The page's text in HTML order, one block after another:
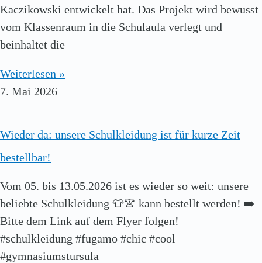
Kaczikowski entwickelt hat. Das Projekt wird bewusst
vom Klassenraum in die Schulaula verlegt und
beinhaltet die
Weiterlesen »
7. Mai 2026
Wieder da: unsere Schulkleidung ist für kurze Zeit
bestellbar!
Vom 05. bis 13.05.2026 ist es wieder so weit: unsere
beliebte Schulkleidung 👕👚 kann bestellt werden! ➡️
Bitte dem Link auf dem Flyer folgen!
#schulkleidung #fugamo #chic #cool
#gymnasiumstursula